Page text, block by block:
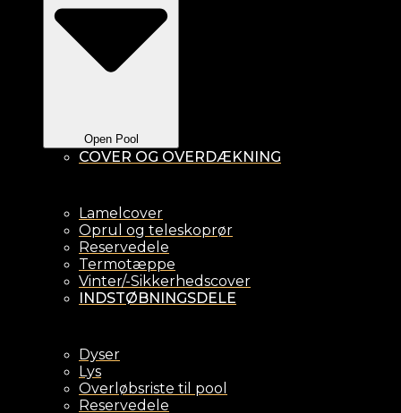
Open Pool
COVER OG OVERDÆKNING
Lamelcover
Oprul og teleskoprør
Reservedele
Termotæppe
Vinter/-Sikkerhedscover
INDSTØBNINGSDELE
Dyser
Lys
Overløbsriste til pool
Reservedele